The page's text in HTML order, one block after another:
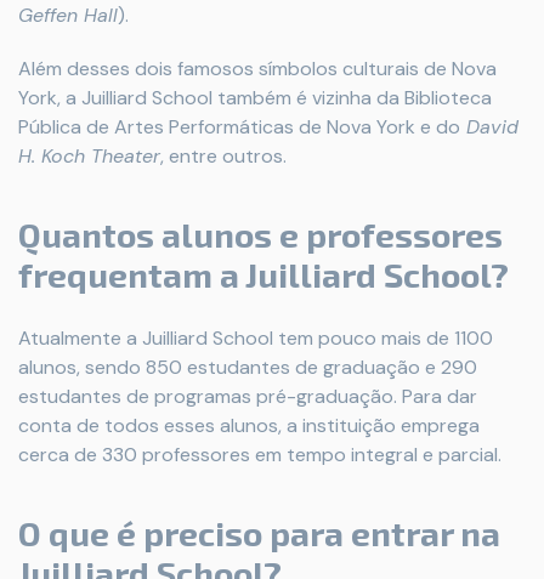
Geffen Hall).
Além desses dois famosos símbolos culturais de Nova
York, a Juilliard School também é vizinha da Biblioteca
Pública de Artes Performáticas de Nova York e do David
H. Koch Theater, entre outros.
Quantos alunos e professores
frequentam a Juilliard School?
Atualmente a Juilliard School tem pouco mais de 1100
alunos, sendo 850 estudantes de graduação e 290
estudantes de programas pré-graduação. Para dar
conta de todos esses alunos, a instituição emprega
cerca de 330 professores em tempo integral e parcial.
O que é preciso para entrar na